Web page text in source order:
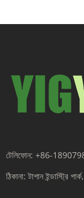
টেলিফোন: +86-
ঠিকানা: টাশান ইন্ডাস্ট্রি